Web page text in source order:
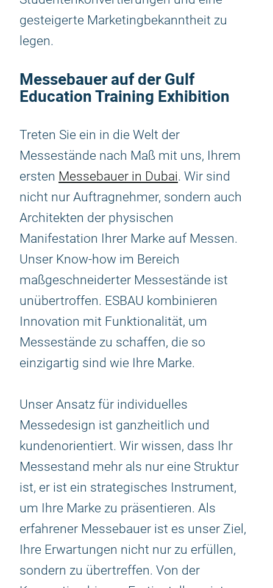
gesteigerte Marketingbekanntheit zu
legen.
Messebauer auf der Gulf
Education Training Exhibition
Treten Sie ein in die Welt der
Messestände nach Maß mit uns, Ihrem
ersten Messebauer in Dubai. Wir sind
nicht nur Auftragnehmer, sondern auch
Architekten der physischen
Manifestation Ihrer Marke auf Messen.
Unser Know-how im Bereich
maßgeschneiderter Messestände ist
unübertroffen. ESBAU kombinieren
Innovation mit Funktionalität, um
Messestände zu schaffen, die so
einzigartig sind wie Ihre Marke.
Unser Ansatz für individuelles
Messedesign ist ganzheitlich und
kundenorientiert. Wir wissen, dass Ihr
Messestand mehr als nur eine Struktur
ist, er ist ein strategisches Instrument,
um Ihre Marke zu präsentieren. Als
erfahrener Messebauer ist es unser Ziel,
Ihre Erwartungen nicht nur zu erfüllen,
sondern zu übertreffen. Von der